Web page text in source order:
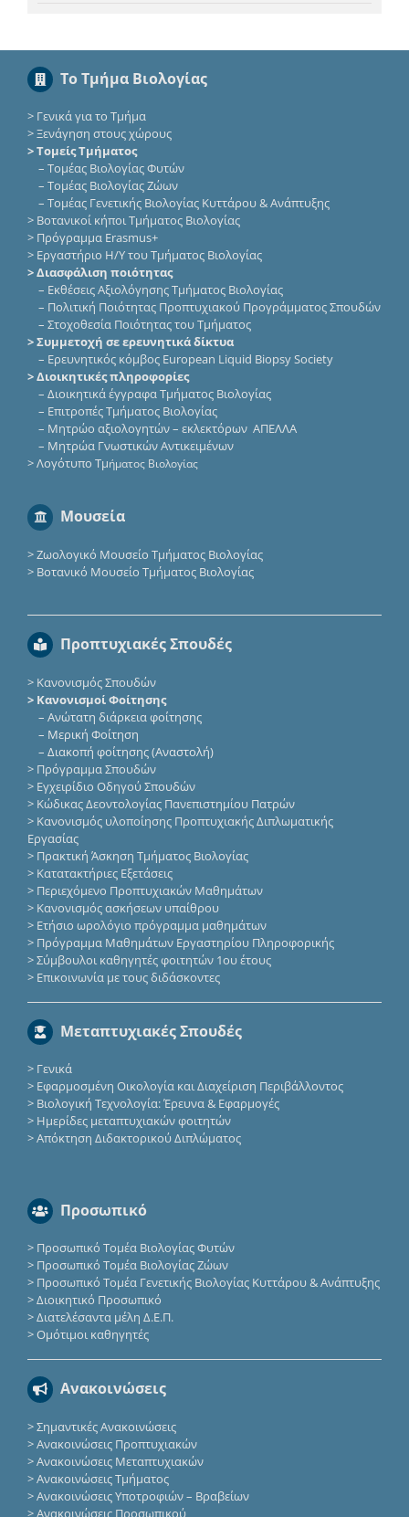
Το Τμήμα Βιολογίας
> Γενικά για το Τμήμα
>Ξενάγηση στους χώρους
> Τομείς Τμήματος
– Τομέας Βιολογίας Φυτών
– Τομέας Βιολογίας Ζώων
– Τομέας Γενετικής Βιολογίας Κυττάρου & Ανάπτυξης
> Βοτανικοί κήποι Τμήματος Βιολογίας
> Πρόγραμμα Erasmus+
> Εργαστήριο Η/Υ του Τμήματος Βιολογίας
> Διασφάλιση ποιότητας
– Εκθέσεις Αξιολόγησης Τμήματος Βιολογίας
– Πολιτική Ποιότητας Προπτυχιακού Προγράμματος Σπουδών
– Στοχοθεσία Ποιότητας του Τμήματος
> Συμμετοχή σε ερευνητικά δίκτυα
– Eρευνητικός κόμβος European Liquid Biopsy Society
> Διοικητικές πληροφορίες
– Διοικητικά έγγραφα Τμήματος Βιολογίας
– Επιτροπές Τμήματος Βιολογίας
– Μητρώο αξιολογητών – εκλεκτόρων ΑΠΕΛΛΑ
– Μητρώα Γνωστικών Αντικειμένων
>Λογότυπο Τμήματος Βιολογίας
Μουσεία
>Ζωολογικό Μουσείο Τμήματος Βιολογίας
> Βοτανικό Μουσείο Τμήματος Βιολογίας
Προπτυχιακές Σπουδές
> Κανονισμός Σπουδών
> Κανονισμοί Φοίτησης
– Ανώτατη διάρκεια φοίτησης
– Μερική Φοίτηση
– Διακοπή φοίτησης (Αναστολή)
> Πρόγραμμα Σπουδών
> Εγχειρίδιο Οδηγού Σπουδών
> Κώδικας Δεοντολογίας Πανεπιστημίου Πατρών
> Κανονισμός υλοποίησης Προπτυχιακής Διπλωματικής
Εργασίας
> Πρακτική Άσκηση Τμήματος Βιολογίας
> Κατατακτήριες Eξετάσεις
> Περιεχόμενο Προπτυχιακών Μαθημάτων
> Κανονισμός ασκήσεων υπαίθρου
> Ετήσιο ωρολόγιο πρόγραμμα μαθημάτων
> Πρόγραμμα Μαθημάτων Εργαστηρίου Πληροφορικής
>Σύμβουλοι καθηγητές φοιτητών 1ου έτους
> Επικοινωνία με τους διδάσκοντες
Μεταπτυχιακές Σπουδές
> Γενικά
> Εφαρμοσμένη Οικολογία και Διαχείριση Περιβάλλοντος
>Βιολογική Τεχνολογία: Έρευνα & Εφαρμογές
> Ημερίδες μεταπτυχιακών φοιτητών
>Απόκτηση Διδακτορικού Διπλώματος
Προσωπικό
> Προσωπικό Τομέα Βιολογίας Φυτών
> Προσωπικό Τομέα Βιολογίας Ζώων
> Προσωπικό Τομέα Γενετικής Βιολογίας Κυττάρου & Ανάπτυξης
>Διοικητικό Προσωπικό
>Διατελέσαντα μέλη Δ.Ε.Π.
>Ομότιμοι καθηγητές
Ανακοινώσεις
>Σημαντικές Ανακοινώσεις
>Ανακοινώσεις Προπτυχιακών
>Ανακοινώσεις Μεταπτυχιακών
>Ανακοινώσεις Τμήματος
>Ανακοινώσεις Υποτροφιών – Βραβείων
>Ανακοινώσεις Προσωπικού